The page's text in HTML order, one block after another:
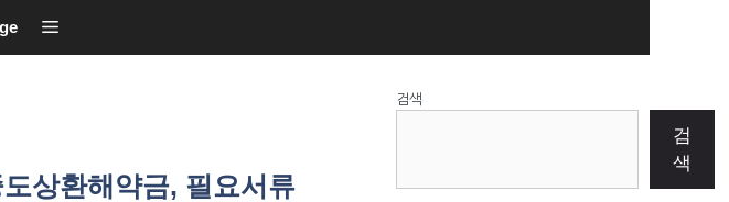
상환해약금, 필요서류
검색
검
색